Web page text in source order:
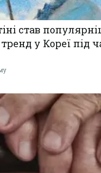
став
у Кореї під